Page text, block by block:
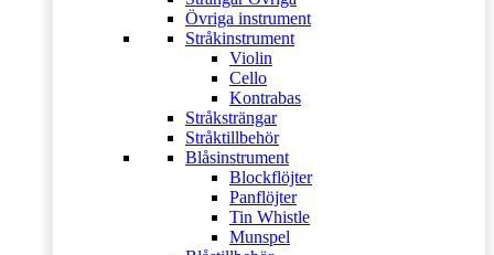
Övriga instrument
Stråkinstrument
Violin
Cello
Kontrabas
Stråksträngar
Stråktillbehör
Blåsinstrument
Blockflöjter
Panflöjter
Tin Whistle
Munspel